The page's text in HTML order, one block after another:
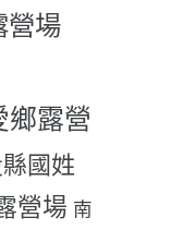
營場
鄉露營
國姓
營場 南